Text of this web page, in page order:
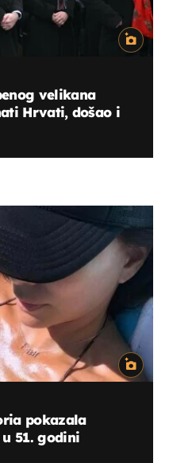
velikana
Hrvati, došao i
pokazala
51. godini